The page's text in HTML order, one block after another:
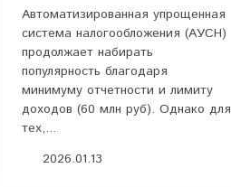
Автоматизированная упрощенная
система налогообложения (АУСН)
продолжает набирать
популярность благодаря
минимуму отчетности и лимиту
доходов (60 млн руб). Однако для
тех,...
2026.01.13